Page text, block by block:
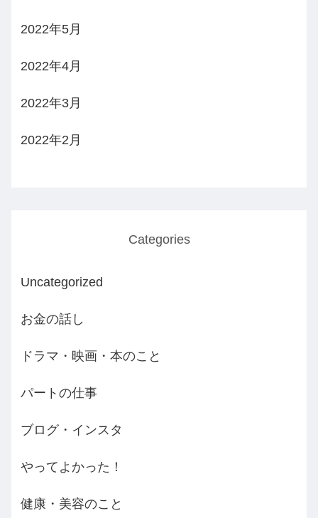
2022年5月
2022年4月
2022年3月
2022年2月
Categories
Uncategorized
お金の話し
ドラマ・映画・本のこと
パートの仕事
ブログ・インスタ
やってよかった！
健康・美容のこと